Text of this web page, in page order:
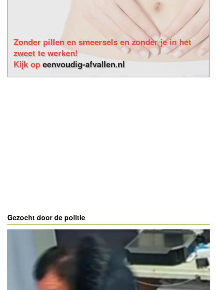
Zonder pillen en smeersels en zonder je in het
zweet te werken!
Kijk opeenvoudig-afvallen.nl
Gezocht door de politie